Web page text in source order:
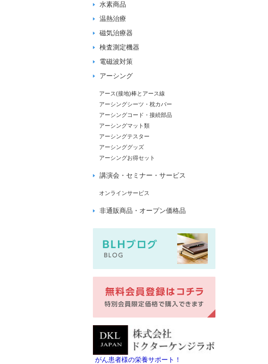
水素商品
温熱治療
磁気治療器
検査測定機器
電磁波対策
アーシング
アース(接地)棒とアース線
アーシングシーツ・枕カバー
アーシングコード・接続部品
アーシングマット類
アーシングテスター
アーシンググッズ
アーシングお得セット
講演会・セミナー・サービス
オンラインサービス
非通販商品・オープン価格品
がん患者様の栄養サポート！